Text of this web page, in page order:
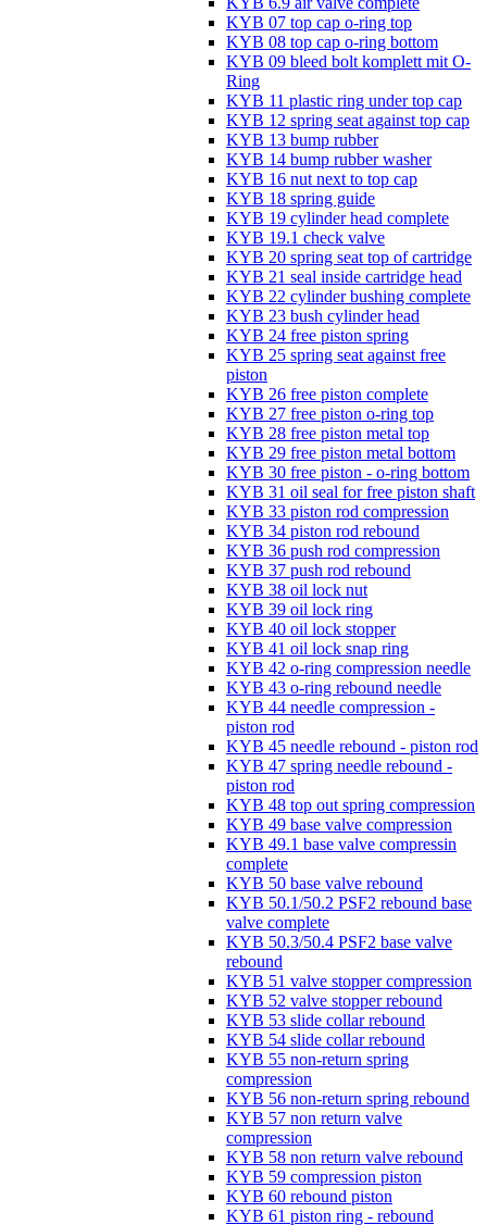
KYB 07 top cap o-ring top
KYB 08 top cap o-ring bottom
KYB 09 bleed bolt komplett mit O-
Ring
KYB 11 plastic ring under top cap
KYB 12 spring seat against top cap
KYB 13 bump rubber
KYB 14 bump rubber washer
KYB 16 nut next to top cap
KYB 18 spring guide
KYB 19 cylinder head complete
KYB 19.1 check valve
KYB 20 spring seat top of cartridge
KYB 21 seal inside cartridge head
KYB 22 cylinder bushing complete
KYB 23 bush cylinder head
KYB 24 free piston spring
KYB 25 spring seat against free
piston
KYB 26 free piston complete
KYB 27 free piston o-ring top
KYB 28 free piston metal top
KYB 29 free piston metal bottom
KYB 30 free piston - o-ring bottom
KYB 31 oil seal for free piston shaft
KYB 33 piston rod compression
KYB 34 piston rod rebound
KYB 36 push rod compression
KYB 37 push rod rebound
KYB 38 oil lock nut
KYB 39 oil lock ring
KYB 40 oil lock stopper
KYB 41 oil lock snap ring
KYB 42 o-ring compression needle
KYB 43 o-ring rebound needle
KYB 44 needle compression -
piston rod
KYB 45 needle rebound - piston rod
KYB 47 spring needle rebound -
piston rod
KYB 48 top out spring compression
KYB 49 base valve compression
KYB 49.1 base valve compressin
complete
KYB 50 base valve rebound
KYB 50.1/50.2 PSF2 rebound base
valve complete
KYB 50.3/50.4 PSF2 base valve
rebound
KYB 51 valve stopper compression
KYB 52 valve stopper rebound
KYB 53 slide collar rebound
KYB 54 slide collar rebound
KYB 55 non-return spring
compression
KYB 56 non-return spring rebound
KYB 57 non return valve
compression
KYB 58 non return valve rebound
KYB 59 compression piston
KYB 60 rebound piston
KYB 61 piston ring - rebound